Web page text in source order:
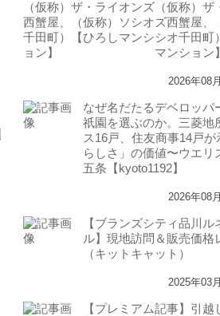
（仮称）
ズ西蟹屋、
シオ千田町
マンション】
2026年08
なぜ名だたるデベロッパ
祇園を選ぶのか。三菱地
ス16戸、住友商事14戸
らしさ」の価値〜ウエリ
五条【kyoto1192】
2026年08
【ブランズシティ品川ル
ル】現地訪問＆販売価格
（キットキャット）
2025年03
【プレミアム記事】引越